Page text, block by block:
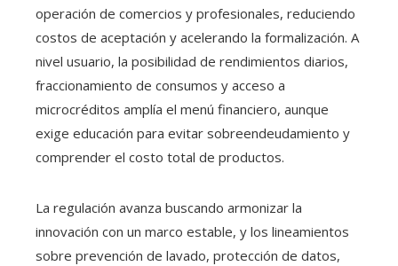
operación de comercios y profesionales, reduciendo
costos de aceptación y acelerando la formalización. A
nivel usuario, la posibilidad de rendimientos diarios,
fraccionamiento de consumos y acceso a
microcréditos amplía el menú financiero, aunque
exige educación para evitar sobreendeudamiento y
comprender el costo total de productos.
La regulación avanza buscando armonizar la
innovación con un marco estable, y los lineamientos
sobre prevención de lavado, protección de datos,